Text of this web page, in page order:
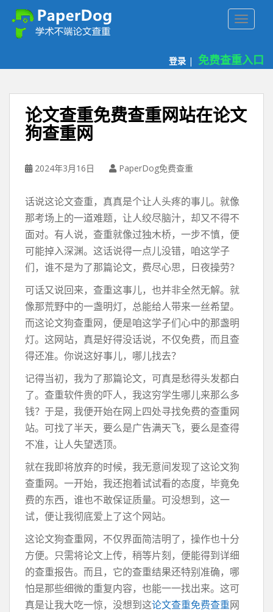
登录 | 免费查重入口
论文查重免费查重网站在论文
狗查重网
2024年3月16日 PaperDog免费查重
话说这论文查重，真真是个让人头疼的事儿。就像
那考场上的一道难题，让人绞尽脑汁，却又不得不
面对。有人说，查重就像过独木桥，一步不慎，便
可能掉入深渊。这话说得一点儿没错，咱这学子
们，谁不是为了那篇论文，费尽心思，日夜操劳？
可话又说回来，查重这事儿，也并非全然无解。就
像那荒野中的一盏明灯，总能给人带来一丝希望。
而这论文狗查重网，便是咱这学子们心中的那盏明
灯。这网站，真是好得没话说，不仅免费，而且查
得还准。你说这好事儿，哪儿找去？
记得当初，我为了那篇论文，可真是愁得头发都白
了。查重软件贵的吓人，我这穷学生哪儿来那么多
钱？于是，我便开始在网上四处寻找免费的查重网
站。可找了半天，要么是广告满天飞，要么是查得
不准，让人失望透顶。
就在我即将放弃的时候，我无意间发现了这论文狗
查重网。一开始，我还抱着试试看的态度，毕竟免
费的东西，谁也不敢保证质量。可没想到，这一
试，便让我彻底爱上了这个网站。
这论文狗查重网，不仅界面简洁明了，操作也十分
方便。只需将论文上传，稍等片刻，便能得到详细
的查重报告。而且，它的查重结果还特别准确，哪
怕是那些细微的重复内容，也能一一找出来。这可
真是让我大吃一惊，没想到这论文查重免费查重网